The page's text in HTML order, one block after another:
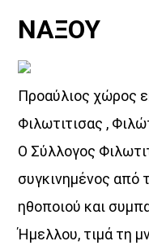
Θεμα Υγειας
Μια
ΜΟΥΣΙΚΗ
16:00
ΝΑΞΟΥ
Προαύλιος χώρος
Φιλωτιτισας ,
Ο Σύλλογος
συγκινημένος από
ηθοποιού και
Ήμελλου, τιμά τη